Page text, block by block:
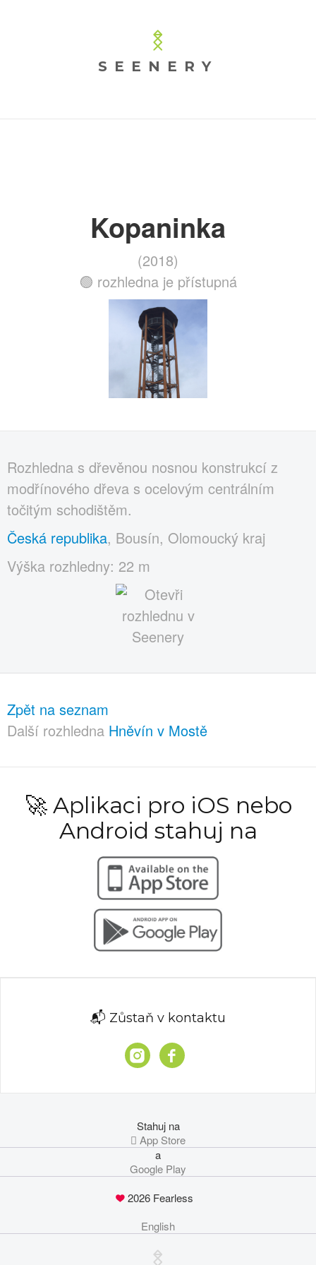
SEENERY
Kopaninka
(2018)
🟢 rozhledna je přístupná
Rozhledna s dřevěnou nosnou konstrukcí z
modřínového dřeva s ocelovým centrálním
točitým schodištěm.
Česká republika, Bousín, Olomoucký kraj
Výška rozhledny: 22 m
Zpět na seznam
Další rozhledna Hněvín v Mostě
🚀 Aplikaci pro iOS nebo
Android stahuj na
📬 Zůstaň v kontaktu
Stahuj na
 App Store
a
Google Play
2026 Fearless
English